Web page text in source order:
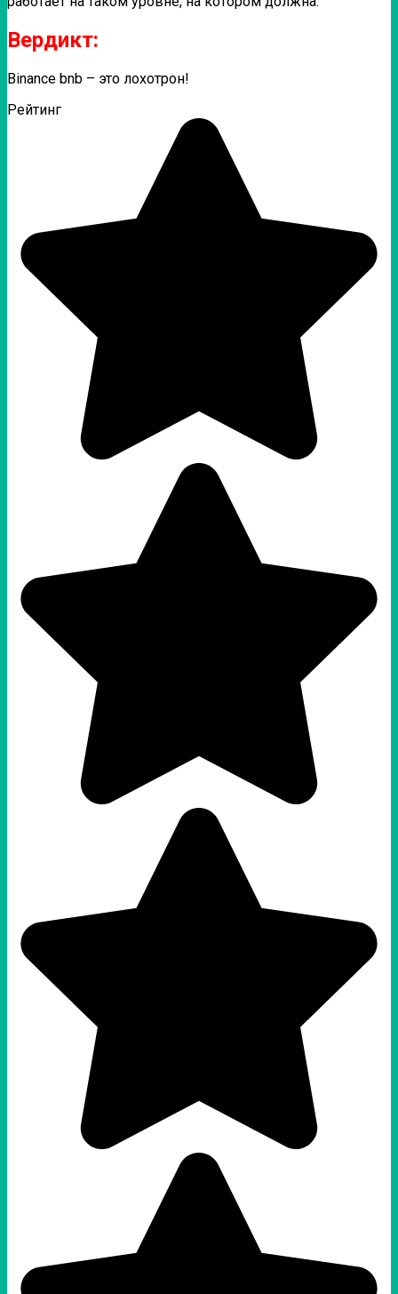
Вердикт:
Binance bnb – это лохотрон!
Рейтинг